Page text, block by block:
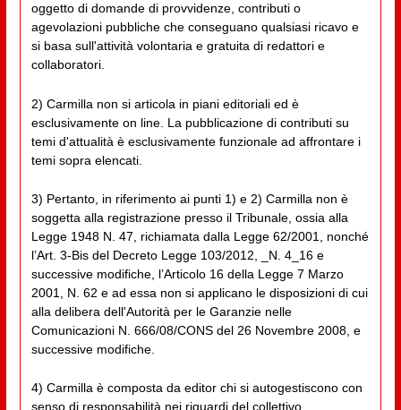
oggetto di domande di provvidenze, contributi o
agevolazioni pubbliche che conseguano qualsiasi ricavo e
si basa sull'attività volontaria e gratuita di redattori e
collaboratori.
2) Carmilla non si articola in piani editoriali ed è
esclusivamente on line. La pubblicazione di contributi su
temi d'attualità è esclusivamente funzionale ad affrontare i
temi sopra elencati.
3) Pertanto, in riferimento ai punti 1) e 2) Carmilla non è
soggetta alla registrazione presso il Tribunale, ossia alla
Legge 1948 N. 47, richiamata dalla Legge 62/2001, nonché
l’Art. 3-Bis del Decreto Legge 103/2012, _N. 4_16 e
successive modifiche, l’Articolo 16 della Legge 7 Marzo
2001, N. 62 e ad essa non si applicano le disposizioni di cui
alla delibera dell'Autorità per le Garanzie nelle
Comunicazioni N. 666/08/CONS del 26 Novembre 2008, e
successive modifiche.
4) Carmilla è composta da editor chi si autogestiscono con
senso di responsabilità nei riguardi del collettivo